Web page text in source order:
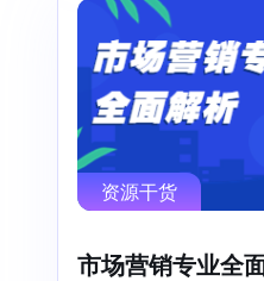
资源干货
市场营销专业全